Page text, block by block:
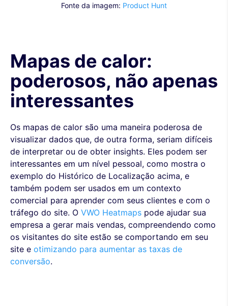
Fonte da imagem: Product Hunt
Mapas de calor:
poderosos, não apenas
interessantes
Os mapas de calor são uma maneira poderosa de
visualizar dados que, de outra forma, seriam difíceis
de interpretar ou de obter insights. Eles podem ser
interessantes em um nível pessoal, como mostra o
exemplo do Histórico de Localização acima, e
também podem ser usados em um contexto
comercial para aprender com seus clientes e com o
tráfego do site. O VWO Heatmaps pode ajudar sua
empresa a gerar mais vendas, compreendendo como
os visitantes do site estão se comportando em seu
site e otimizando para aumentar as taxas de
conversão.